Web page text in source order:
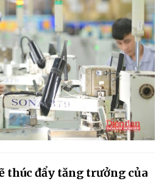
thúc đẩy tăng trưởng của